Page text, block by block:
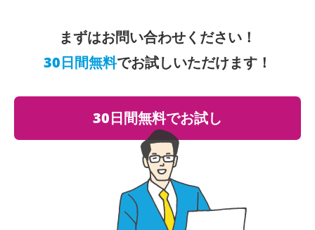
まずはお問い合わせください！
30日間無料でお試しいただけます！
30日間無料でお試し